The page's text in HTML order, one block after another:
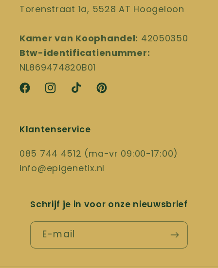
Torenstraat 1a, 5528 AT Hoogeloon
Kamer van Koophandel: 42050350
Btw-identificatienummer:
NL869474820B01
FacebookInstagram
TikTok Pinterest
Klantenservice
085 744 4512 (ma-vr 09:00-17:00)
info@epigenetix.nl
Schrijf je in voor onze nieuwsbrief
E-mail